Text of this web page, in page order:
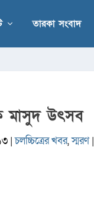
তারকা সংবাদ
মাসুদ উৎসব
|চলচ্চিত্রের খবর,স্মরণ|